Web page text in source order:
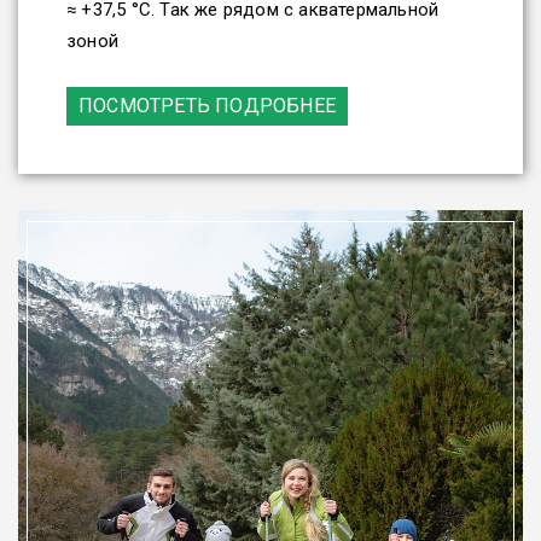
≈ +37,5 °C. Так же рядом с акватермальной
зоной
ПОСМОТРЕТЬ ПОДРОБНЕЕ